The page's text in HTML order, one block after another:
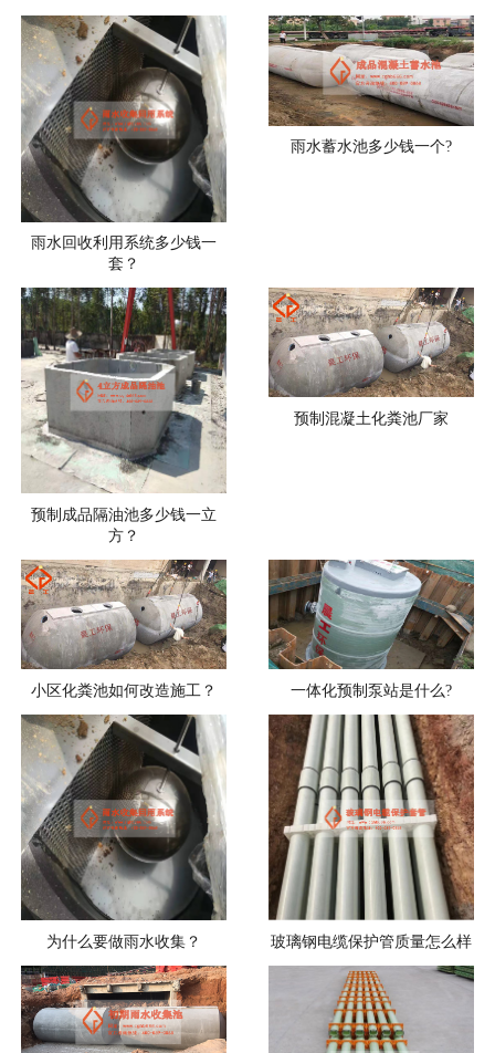
雨水回收利用系统多少钱一
套？
雨水蓄水池多少钱一个?
预制成品隔油池多少钱一立
方？
预制混凝土化粪池厂家
小区化粪池如何改造施工？ 一体化预制泵站是什么?
为什么要做雨水收集？ 玻璃钢电缆保护管质量怎么样